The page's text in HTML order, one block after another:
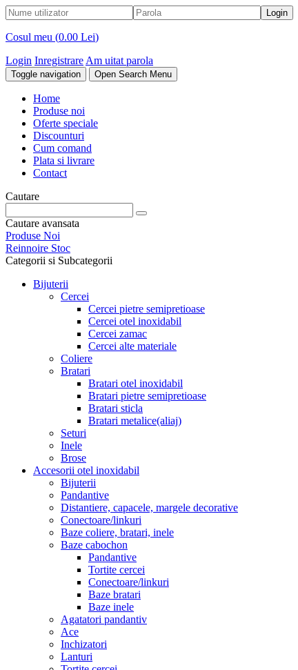
Cosul meu (0.00 Lei)
Login Inregistrare Am uitat parola
Toggle navigation Open Search Menu
Home
Produse noi
Oferte speciale
Discounturi
Cum comand
Plata si livrare
Contact
Cautare
Cautare avansata
Produse Noi
Reinnoire Stoc
Categorii si Subcategorii
Bijuterii
Cercei
Cercei pietre semipretioase
Cercei otel inoxidabil
Cercei zamac
Cercei alte materiale
Coliere
Bratari
Bratari otel inoxidabil
Bratari pietre semipretioase
Bratari sticla
Bratari metalice(aliaj)
Seturi
Inele
Brose
Accesorii otel inoxidabil
Bijuterii
Pandantive
Distantiere, capacele, margele decorative
Conectoare/linkuri
Baze coliere, bratari, inele
Baze cabochon
Pandantive
Tortite cercei
Conectoare/linkuri
Baze bratari
Baze inele
Agatatori pandantiv
Ace
Inchizatori
Lanturi